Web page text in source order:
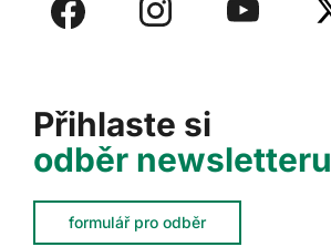
Přihlaste si
odběr newsletteru
formulář pro odběr